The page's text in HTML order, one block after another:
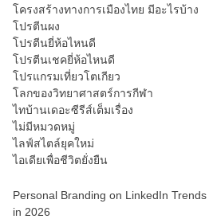
โครงสร้างทางการเมืองไทย มีอะไรบ้าง
โปรตีนผง
โปรตีนยี่ห้อไหนดี
โปรตีนเชคยี่ห้อไหนดี
โปรแกรมเที่ยวโตเกียว
โลกของวิทยาศาสตร์การกีฬา
ไทบ้านเดอะซีรีส์เต็มเรื่อง
ไม่มีหมวดหมู่
ไลฟ์สไตล์ยุคใหม่
ไอเดียเพื่อชีวิตยั่งยืน
Personal Branding on LinkedIn
in 2026